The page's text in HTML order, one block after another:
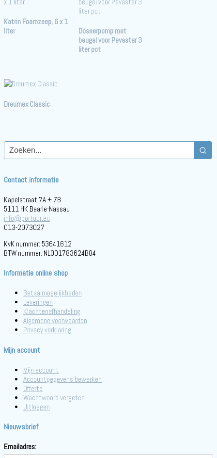
Katrin Foamzeep, 6 x 1
liter
Doseerpomp met
beugel voor Pevastar 3
liter pot
Dreumex Classic
Contact informatie
Kapelstraat 7A + 7B
5111 HK Baarle-Nassau
info@portuur.eu
013-2073027
KvK nummer: 53641612
BTW nummer: NL001783624B84
Informatie online shop
Betaalmogelijkheden
Leveringen
Klachtenafhandeling
Algemene voorwaarden
Privacy verklaring
Mijn account
Mijn account
Accountgegevens bewerken
Offerte
Wachtwoord vergeten
Uitloggen
Nieuwsbrief
Emailadres: